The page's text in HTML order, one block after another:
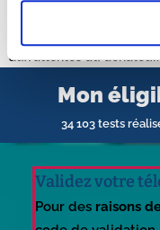
aux attentes du donateur.
Mon
34 103 tests
Validez votre
Pour des raisons